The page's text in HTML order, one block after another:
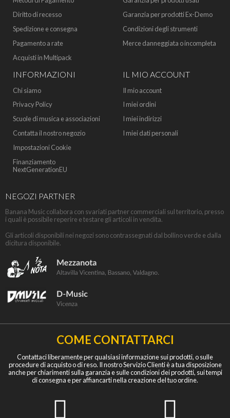
Diritto di recesso
Spedizione e consegna
Pagamento a rate
Acquisti in Multipack
Garanzia per prodotti Ex-Demo
Condizioni degli strumenti
Merce danneggiata o incompleta
INFORMAZIONI
Chi siamo
Privacy Policy
Scuole di musica e associazioni
Contatta il nostro negozio
Impostazioni Cookie
Finanziamento
NextGenerationEU
IL MIO ACCOUNT
Il mio account
I miei ordini
I miei indirizzi
I miei dati personali
NEGOZI PARTNER
Banana Music collabora con svariati partner commerciali sul territorio, presso
i quali è possibile reperire e testare gli articoli in vendita.
Gli articoli disponibili nei negozi sono contrassegnati dal bollino verde e dalla
dicitura disponibile.
COME CONTATTARCI
Contattaci liberamente per qualsiasi informazione sui prodotti, o sulle
procedure di acquisto o di reso. Il nostro Servizio Clienti è a tua disposizione
anche per chiarimenti sulla garanzia e sulle condizioni dei prodotti, sui tempi
di consegna e per affiancarti nella creazione del tuo ordine.